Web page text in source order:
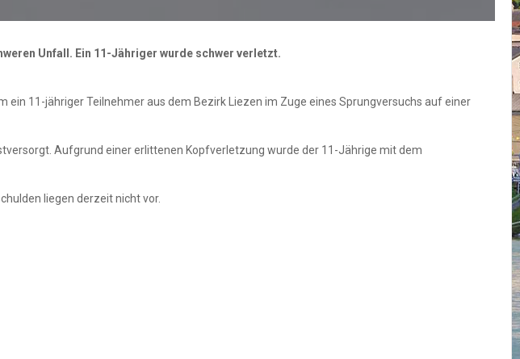
Unfall. Ein 11-Jähriger wurde schwer verletzt.
11-jähriger Teilnehmer aus dem Bezirk Liezen im Zuge eines Sprungversuchs auf einer
Aufgrund einer erlittenen Kopfverletzung wurde der 11-Jährige mit dem
liegen derzeit nicht vor.